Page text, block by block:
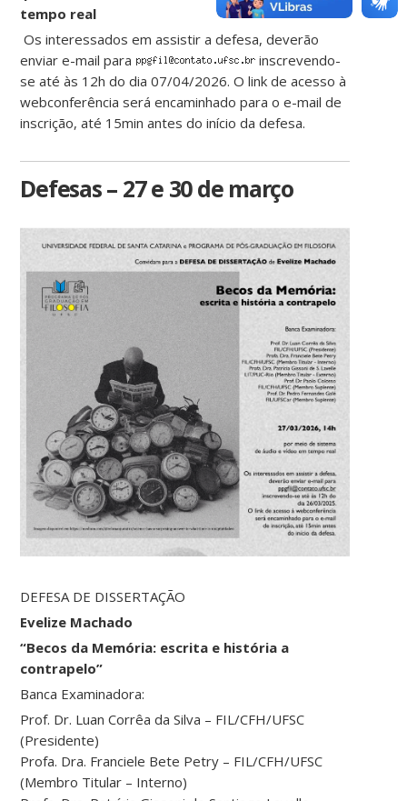
tempo real
Os interessados em assistir a defesa, deverão
enviar e-mail para
inscrevendo-
se até às 12h do dia 07/04/2026. O link de acesso à
webconferência será encaminhado para o e-mail de
inscrição, até 15min antes do início da defesa.
Defesas – 27 e 30 de março
DEFESA DE DISSERTAÇÃO
Evelize Machado
“Becos da Memória: escrita e história a
contrapelo”
Banca Examinadora:
Prof. Dr. Luan Corrêa da Silva – FIL/CFH/UFSC
(Presidente)
Profa. Dra. Franciele Bete Petry – FIL/CFH/UFSC
(Membro Titular – Interno)